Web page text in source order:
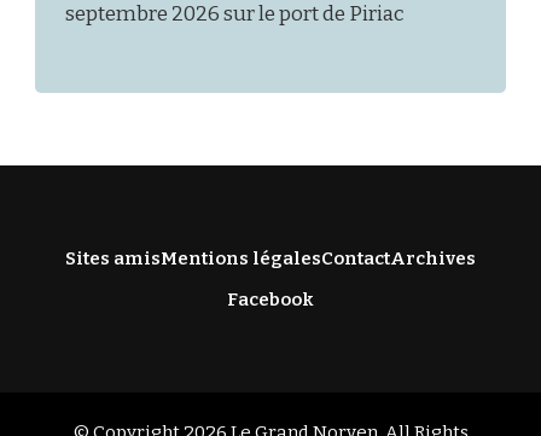
septembre 2026 sur le port de Piriac
Sites amisMentions légalesContactArchives
Facebook